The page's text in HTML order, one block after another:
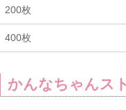
200枚
400枚
かんなちゃんス